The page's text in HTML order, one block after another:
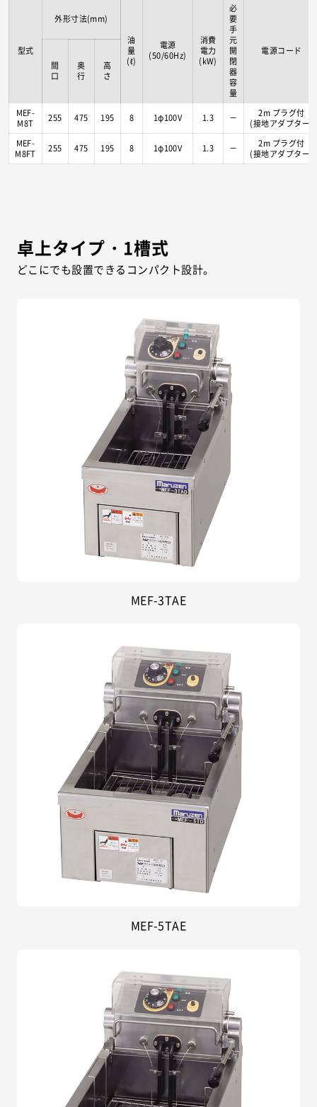
型式
外形寸法(mm)
油
量
(ℓ)
電源
(50/60Hz)
消費
電力
(kW)
必
要
手
元
開
閉
器
容
量
電源コード
間
口
奥
行
高
さ
MEF-
M8T
255 475 195 8 1φ100V 1.3 －
2m プラグ付
(接地アダプター)
MEF-
M8FT
255 475 195 8 1φ100V 1.3 －
2m プラグ付
(接地アダプター)
卓上タイプ・1槽式
どこにでも設置できるコンパクト設計。
MEF-3TAE
MEF-5TAE